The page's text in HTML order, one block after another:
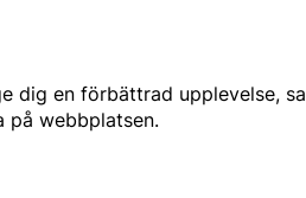
dig en förbättrad upplevelse,
på webbplatsen.
du en lärare eller rektor
uppmärksammas för det?
lärar- och skolledarpris.